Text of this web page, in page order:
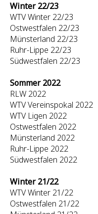
Winter 22/23
WTV Winter 22/23
Ostwestfalen 22/23
Münsterland 22/23
Ruhr-Lippe 22/23
Südwestfalen 22/23
Sommer 2022
RLW 2022
WTV Vereinspokal 2022
WTV Ligen 2022
Ostwestfalen 2022
Münsterland 2022
Ruhr-Lippe 2022
Südwestfalen 2022
Winter 21/22
WTV Winter 21/22
Ostwestfalen 21/22